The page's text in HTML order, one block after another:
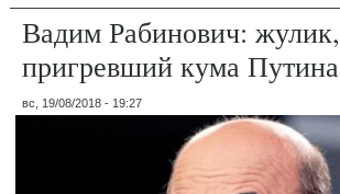
Вадим Рабинович: жулик,
пригревший кума Путина
вс, 19/08/2018 - 19:27